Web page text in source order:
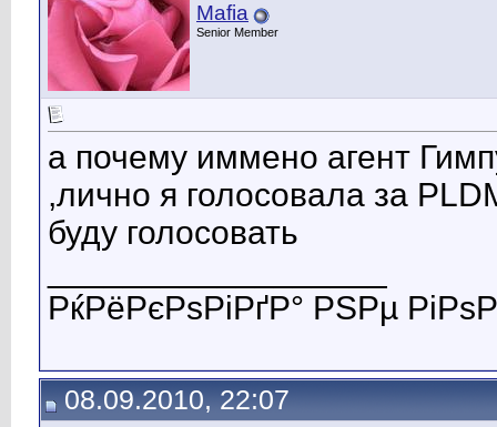
Mafia
Senior Member
а почему иммено агент
,лично я голосовала за
буду голосовать
РќРёРєРѕРіРґР° РЅРµ
08.09.2010, 22:07